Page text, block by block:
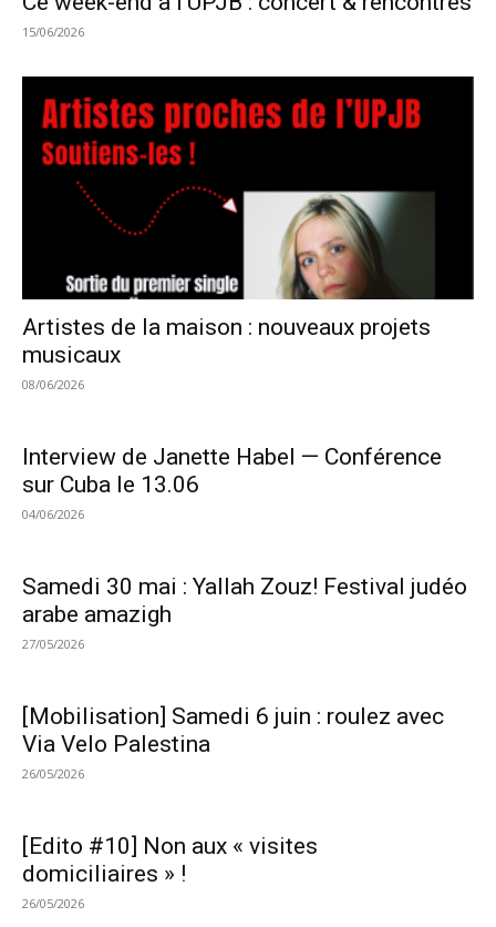
15/06/2026
Artistes de la maison : nouveaux projets
musicaux
08/06/2026
Interview de Janette Habel — Conférence
sur Cuba le 13.06
04/06/2026
Samedi 30 mai : Yallah Zouz! Festival judéo
arabe amazigh
27/05/2026
[Mobilisation] Samedi 6 juin : roulez avec
Via Velo Palestina
26/05/2026
[Edito #10] Non aux « visites
domiciliaires » !
26/05/2026